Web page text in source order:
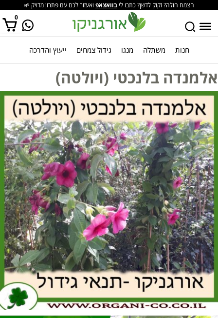
הצמח חולה? זקוק לדשן? כתבו לי בוואצאפ ואעזור לכם עם פתרון מדויק 🌱
0
אין מוצרים בסל הקניות. חנות משתלה מנגו גידול צמחים ייעוץ והדרכה
אלמנדה בלנכטי (ויולטה)